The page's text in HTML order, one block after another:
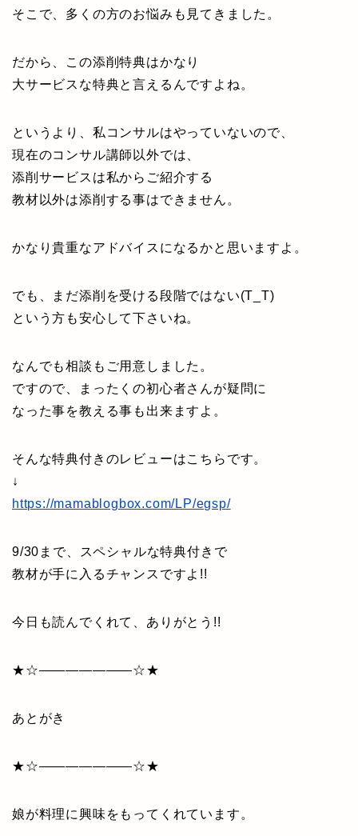
そこで、多くの方のお悩みも見てきました。
だから、この添削特典はかなり
大サービスな特典と言えるんですよね。
というより、私コンサルはやっていないので、
現在のコンサル講師以外では、
添削サービスは私からご紹介する
教材以外は添削する事はできません。
かなり貴重なアドバイスになるかと思いますよ。
でも、まだ添削を受ける段階ではない(T_T)
という方も安心して下さいね。
なんでも相談もご用意しました。
ですので、まったくの初心者さんが疑問に
なった事を教える事も出来ますよ。
そんな特典付きのレビューはこちらです。
↓
https://mamablogbox.com/LP/egsp/
9/30まで、スペシャルな特典付きで
教材が手に入るチャンスですよ!!
今日も読んでくれて、ありがとう!!
★☆———————☆★
あとがき
★☆———————☆★
娘が料理に興味をもってくれています。